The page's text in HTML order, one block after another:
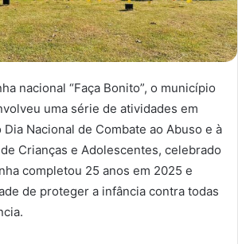
nacional “Faça Bonito”, o município
uma série de atividades em
Dia Nacional de Combate ao Abuso e à
Crianças e Adolescentes, celebrado
completou 25 anos em 2025 e
de proteger a infância contra todas